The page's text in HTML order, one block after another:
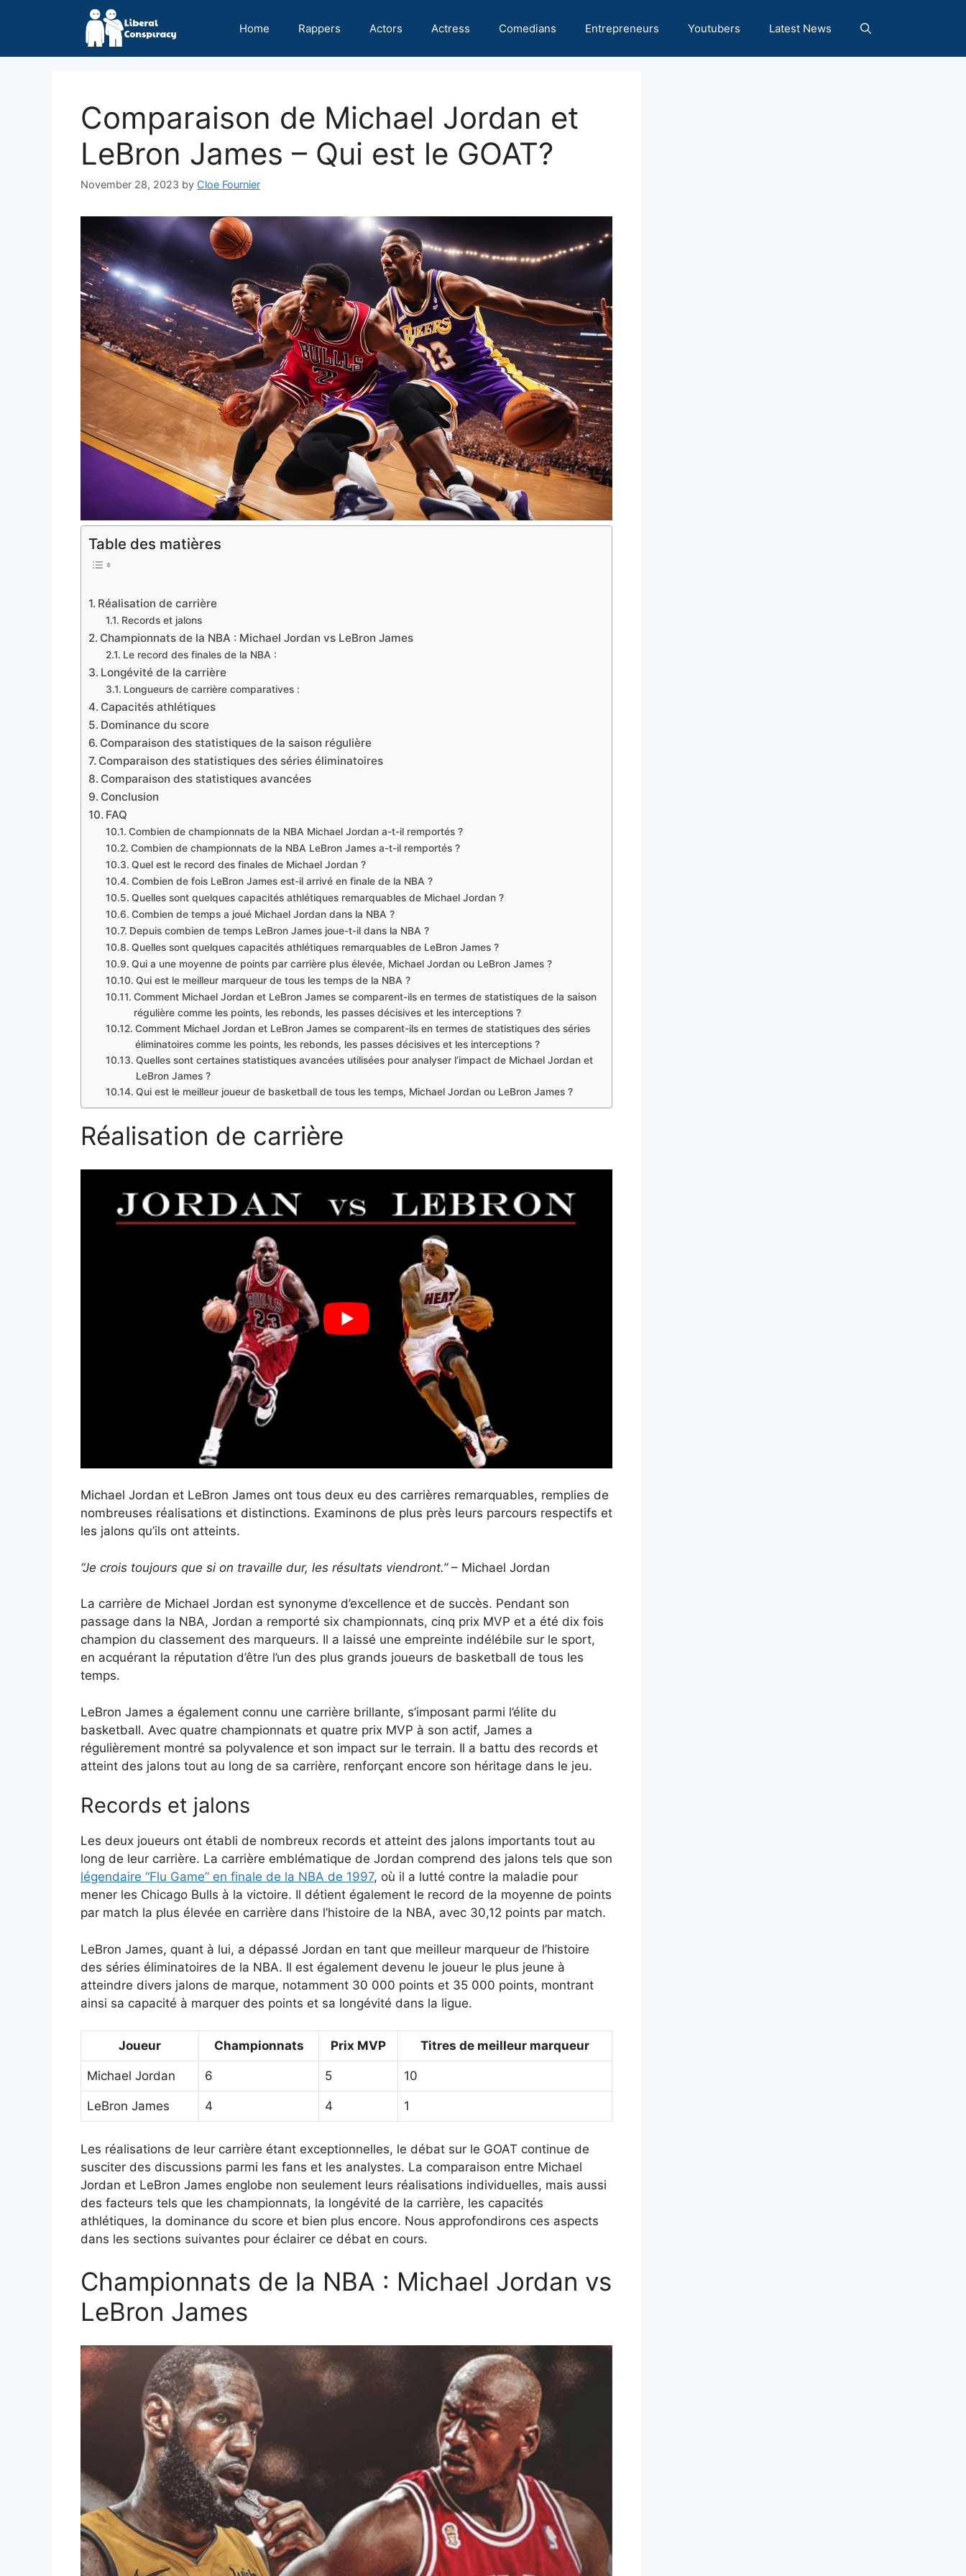
Home Rappers Actors Actress Comedians Entrepreneurs Youtubers Latest News
Comparaison de Michael Jordan et
LeBron James – Qui est le GOAT?
November 28, 2023 by Cloe Fournier
Table des matières
Réalisation de carrière
Records et jalons
Championnats de la NBA : Michael Jordan vs LeBron James
Le record des finales de la NBA :
Longévité de la carrière
Longueurs de carrière comparatives :
Capacités athlétiques
Dominance du score
Comparaison des statistiques de la saison régulière
Comparaison des statistiques des séries éliminatoires
Comparaison des statistiques avancées
Conclusion
FAQ
Combien de championnats de la NBA Michael Jordan a-t-il remportés ?
Combien de championnats de la NBA LeBron James a-t-il remportés ?
Quel est le record des finales de Michael Jordan ?
Combien de fois LeBron James est-il arrivé en finale de la NBA ?
Quelles sont quelques capacités athlétiques remarquables de Michael Jordan ?
Combien de temps a joué Michael Jordan dans la NBA ?
Depuis combien de temps LeBron James joue-t-il dans la NBA ?
Quelles sont quelques capacités athlétiques remarquables de LeBron James ?
Qui a une moyenne de points par carrière plus élevée, Michael Jordan ou LeBron James ?
Qui est le meilleur marqueur de tous les temps de la NBA ?
Comment Michael Jordan et LeBron James se comparent-ils en termes de statistiques de la saison
régulière comme les points, les rebonds, les passes décisives et les interceptions ?
Comment Michael Jordan et LeBron James se comparent-ils en termes de statistiques des séries
éliminatoires comme les points, les rebonds, les passes décisives et les interceptions ?
Quelles sont certaines statistiques avancées utilisées pour analyser l’impact de Michael Jordan et
LeBron James ?
Qui est le meilleur joueur de basketball de tous les temps, Michael Jordan ou LeBron James ?
Réalisation de carrière
Michael Jordan et LeBron James ont tous deux eu des carrières remarquables, remplies de
nombreuses réalisations et distinctions. Examinons de plus près leurs parcours respectifs et
les jalons qu’ils ont atteints.
“Je crois toujours que si on travaille dur, les résultats viendront.”– Michael Jordan
La carrière de Michael Jordan est synonyme d’excellence et de succès. Pendant son
passage dans la NBA, Jordan a remporté six championnats, cinq prix MVP et a été dix fois
champion du classement des marqueurs. Il a laissé une empreinte indélébile sur le sport,
en acquérant la réputation d’être l’un des plus grands joueurs de basketball de tous les
temps.
LeBron James a également connu une carrière brillante, s’imposant parmi l’élite du
basketball. Avec quatre championnats et quatre prix MVP à son actif, James a
régulièrement montré sa polyvalence et son impact sur le terrain. Il a battu des records et
atteint des jalons tout au long de sa carrière, renforçant encore son héritage dans le jeu.
Records et jalons
Les deux joueurs ont établi de nombreux records et atteint des jalons importants tout au
long de leur carrière. La carrière emblématique de Jordan comprend des jalons tels que son
légendaire “Flu Game” en finale de la NBA de 1997, où il a lutté contre la maladie pour
mener les Chicago Bulls à la victoire. Il détient également le record de la moyenne de points
par match la plus élevée en carrière dans l’histoire de la NBA, avec 30,12 points par match.
LeBron James, quant à lui, a dépassé Jordan en tant que meilleur marqueur de l’histoire
des séries éliminatoires de la NBA. Il est également devenu le joueur le plus jeune à
atteindre divers jalons de marque, notamment 30 000 points et 35 000 points, montrant
ainsi sa capacité à marquer des points et sa longévité dans la ligue.
Joueur Championnats Prix MVP Titres de meilleur marqueur
Michael Jordan 6 5 10
LeBron James 4 4 1
Les réalisations de leur carrière étant exceptionnelles, le débat sur le GOAT continue de
susciter des discussions parmi les fans et les analystes. La comparaison entre Michael
Jordan et LeBron James englobe non seulement leurs réalisations individuelles, mais aussi
des facteurs tels que les championnats, la longévité de la carrière, les capacités
athlétiques, la dominance du score et bien plus encore. Nous approfondirons ces aspects
dans les sections suivantes pour éclairer ce débat en cours.
Championnats de la NBA : Michael Jordan vs
LeBron James